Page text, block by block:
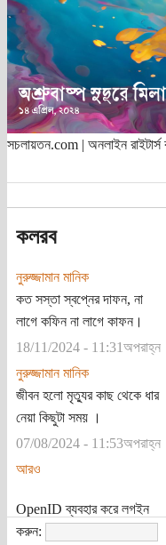
সচলায়তন.com | অনলাইন
কলরব
নুরুজ্জামান মানিক
কত সস্তা স্বপ্নের দাফন, না
লাগে কফিন না লাগে কাফন।
18/11/2024 - 11:31অপরাহ্ন
নুরুজ্জামান মানিক
জীবন হলো মৃত্যুর কাছ থেকে ধার
নেয়া কিছুটা সময় ।
07/08/2024 - 11:53অপরাহ্ন
আরও
OpenID ব্যবহার করে লগইন
করুন: